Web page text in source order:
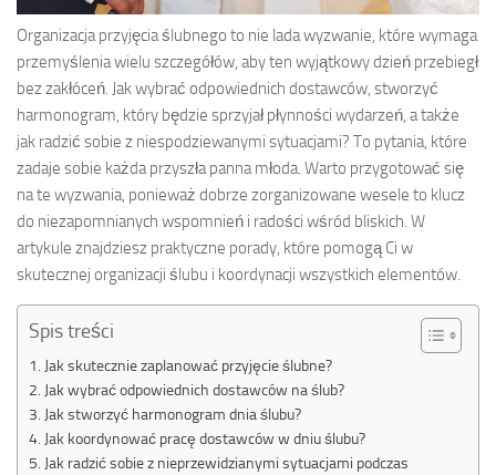
Organizacja przyjęcia ślubnego to nie lada wyzwanie, które wymaga
przemyślenia wielu szczegółów, aby ten wyjątkowy dzień przebiegł
bez zakłóceń. Jak wybrać odpowiednich dostawców, stworzyć
harmonogram, który będzie sprzyjał płynności wydarzeń, a także
jak radzić sobie z niespodziewanymi sytuacjami? To pytania, które
zadaje sobie każda przyszła panna młoda. Warto przygotować się
na te wyzwania, ponieważ dobrze zorganizowane wesele to klucz
do niezapomnianych wspomnień i radości wśród bliskich. W
artykule znajdziesz praktyczne porady, które pomogą Ci w
skutecznej organizacji ślubu i koordynacji wszystkich elementów.
Spis treści
Jak skutecznie zaplanować przyjęcie ślubne?
Jak wybrać odpowiednich dostawców na ślub?
Jak stworzyć harmonogram dnia ślubu?
Jak koordynować pracę dostawców w dniu ślubu?
Jak radzić sobie z nieprzewidzianymi sytuacjami podczas